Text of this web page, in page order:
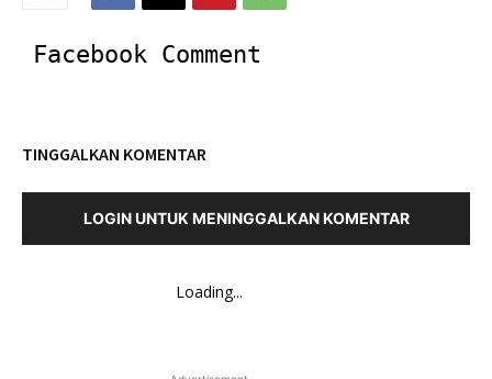
Facebook Comment
TINGGALKAN KOMENTAR
LOGIN UNTUK MENINGGALKAN KOMENTAR
Loading...